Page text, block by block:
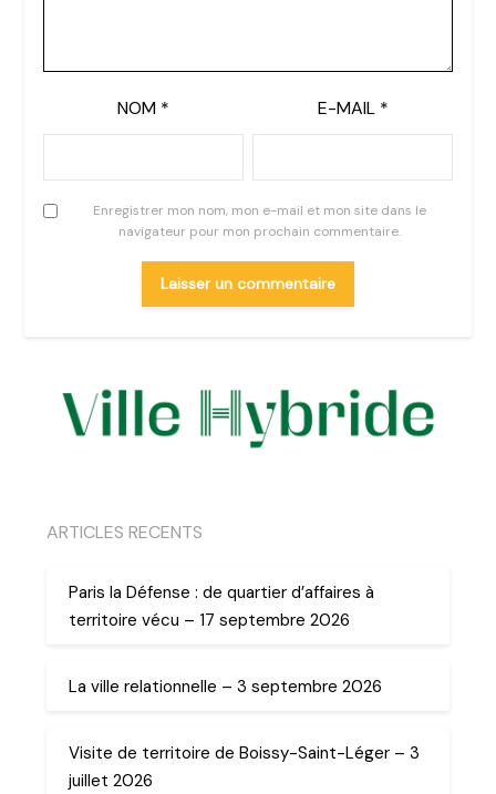
NOM * E-MAIL *
Enregistrer mon nom, mon e-mail et mon site dans le
navigateur pour mon prochain commentaire.
ARTICLES RECENTS
Paris la Défense : de quartier d’affaires à
territoire vécu – 17 septembre 2026
La ville relationnelle – 3 septembre 2026
Visite de territoire de Boissy-Saint-Léger – 3
juillet 2026